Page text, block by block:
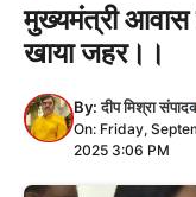
मुख्यमंत्री
खाया जहर।।
By:दीप मिश्रा
On: Friday,
2025 3:06 PM